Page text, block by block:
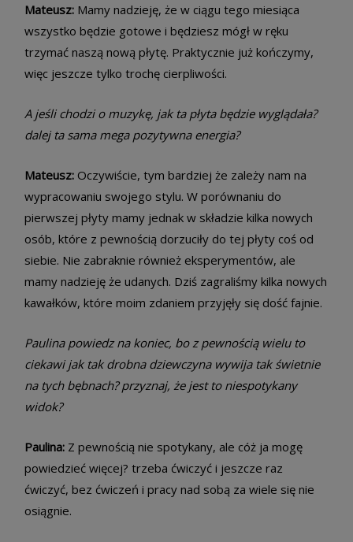
Mateusz: Mamy nadzieję, że w ciągu tego miesiąca
wszystko będzie gotowe i będziesz mógł w ręku
trzymać naszą nową płytę. Praktycznie już kończymy,
więc jeszcze tylko trochę cierpliwości.
A jeśli chodzi o muzykę, jak ta płyta będzie wyglądała?
dalej ta sama mega pozytywna energia?
Mateusz: Oczywiście, tym bardziej że zależy nam na
wypracowaniu swojego stylu. W porównaniu do
pierwszej płyty mamy jednak w składzie kilka nowych
osób, które z pewnością dorzuciły do tej płyty coś od
siebie. Nie zabraknie również eksperymentów, ale
mamy nadzieję że udanych. Dziś zagraliśmy kilka nowych
kawałków, które moim zdaniem przyjęły się dość fajnie.
Paulina powiedz na koniec, bo z pewnością wielu to
ciekawi jak tak drobna dziewczyna wywija tak świetnie
na tych bębnach? przyznaj, że jest to niespotykany
widok?
Paulina: Z pewnością nie spotykany, ale cóż ja mogę
powiedzieć więcej? trzeba ćwiczyć i jeszcze raz
ćwiczyć, bez ćwiczeń i pracy nad sobą za wiele się nie
osiągnie.